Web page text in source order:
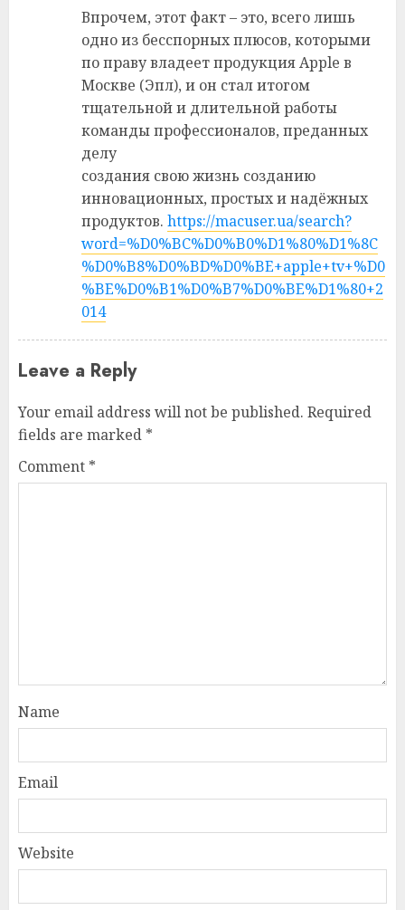
Впрочем, этот факт – это, всего лишь
одно из бесспорных плюсов, которыми
по праву владеет продукция Apple в
Москве (Эпл), и он стал итогом
тщательной и длительной работы
команды профессионалов, преданных
делу
создания свою жизнь созданию
инновационных, простых и надёжных
продуктов. https://macuser.ua/search?
word=%D0%BC%D0%B0%D1%80%D1%8C
%D0%B8%D0%BD%D0%BE+apple+tv+%D0
%BE%D0%B1%D0%B7%D0%BE%D1%80+2
014
Leave a Reply
Your email address will not be published. Required
fields are marked *
Comment *
Name
Email
Website